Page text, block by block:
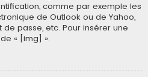
comme par exemple les
de Outlook ou de Yahoo,
passe, etc. Pour insérer une
« [img] ».